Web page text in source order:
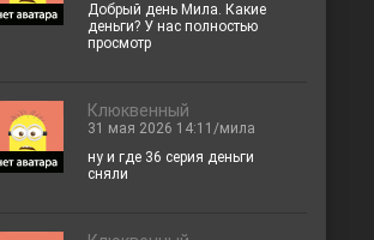
14 серия 15 серия 16 серия
Добрый день Мила. Какие
деньги? У нас полностью
просмотр
Клюквенный
31 мая 2026 14:11/мила
ну и где 36 серия деньги
сняли